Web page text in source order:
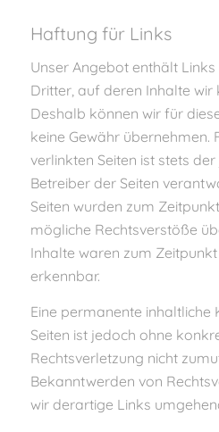
Haftung für Links
Unser Angebot enthält
Dritter, auf deren Inhalte wir
Deshalb können wir für
keine Gewähr übernehmen.
verlinkten Seiten ist stets
Betreiber der Seiten
Seiten wurden zum
mögliche Rechtsverstöße
Inhalte waren zum
erkennbar.
Eine permanente
Seiten ist jedoch ohne
Rechtsverletzung nicht
Bekanntwerden von
wir derartige Links